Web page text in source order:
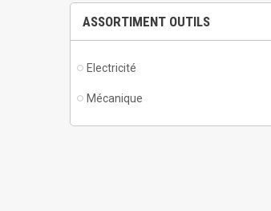
ASSORTIMENT OUTILS
Electricité
Mécanique